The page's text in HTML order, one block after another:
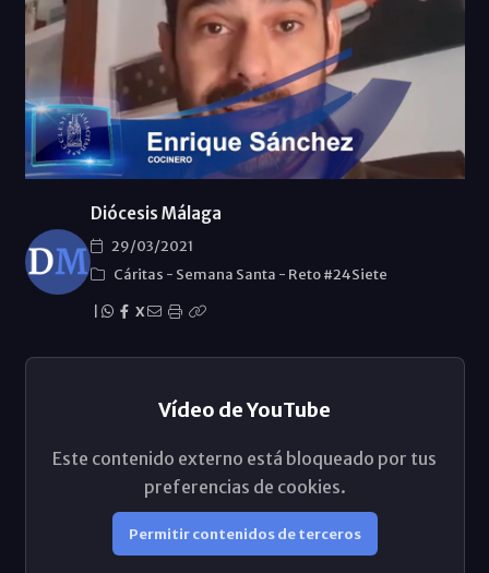
Diócesis Málaga
29/03/2021
Cáritas - Semana Santa - Reto #24Siete
X
Vídeo de YouTube
Este contenido externo está bloqueado por tus
preferencias de cookies.
Permitir contenidos de terceros